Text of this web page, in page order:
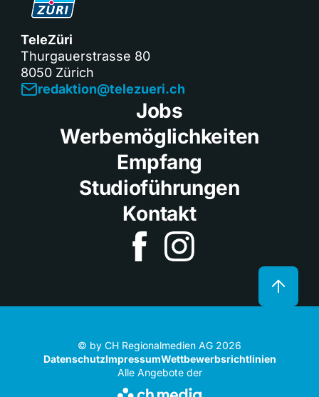
TeleZüri
Thurgauerstrasse 80
8050 Zürich
redaktion@telezueri.ch
Jobs
Werbemöglichkeiten
Empfang
Studioführungen
Kontakt
© by CH Regionalmedien AG 2026
DatenschutzImpressumWettbewerbsrichtlinien
Alle Angebote der